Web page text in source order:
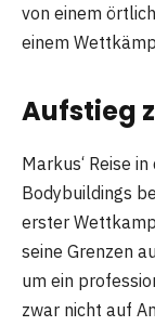
von einem
einem
Aufstieg
Markus‘ Reise
Bodybuildings
erster
seine Grenzen
um ein
zwar nicht auf